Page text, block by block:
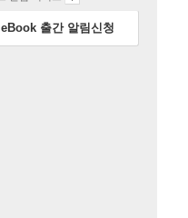
eBook 출간 알림신청